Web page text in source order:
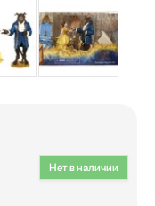
Нет в наличии